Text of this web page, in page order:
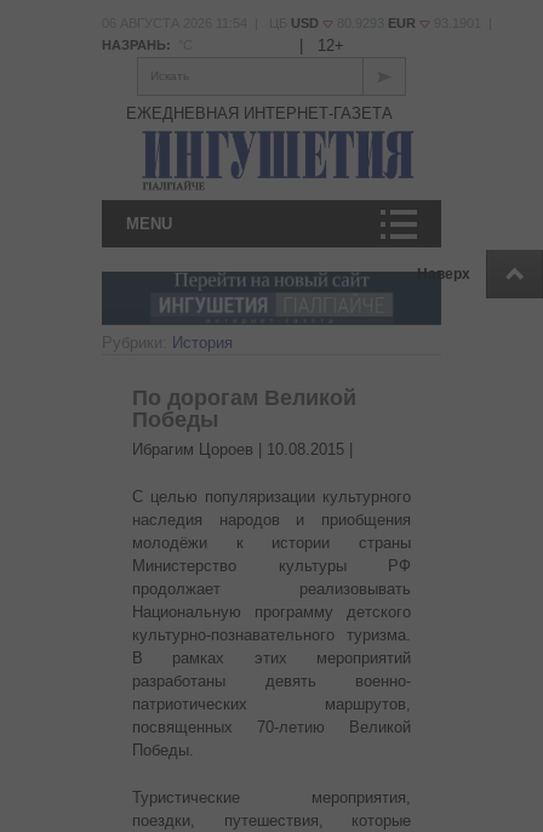
Наверх
USD EUR
НАЗРАНЬ:
12+
Искать
ЕЖЕДНЕВНАЯ ИНТЕРНЕТ-ГАЗЕТА
MENU
Рубрики: История
По дорогам Великой
Победы
Ибрагим Цороев | 10.08.2015
С целью популяризации культурного
наследия народов и приобщения
молодёжи к истории страны
Министерство культуры РФ
продолжает реализовывать
Национальную программу детского
культурно-познавательного туризма.
В рамках этих мероприятий
разработаны девять военно-
патриотических маршрутов,
посвященных 70-летию Великой
Победы.
Туристические мероприятия,
поездки, путешествия, которые